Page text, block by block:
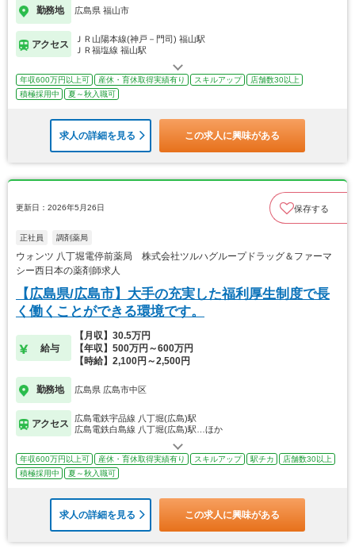
勤務地 広島県 福山市
アクセス
ＪＲ山陽本線(神戸－門司) 福山駅
ＪＲ福塩線 福山駅
年収600万円以上可 産休・育休取得実績有り スキルアップ
店舗数30以上
積極採用中
夏～秋入職可
求人の詳細を見る この求人に興味がある
更新日：2026年5月26日 保存する
正社員 調剤薬局
ウォンツ 八丁堀電停前薬局 株式会社ツルハグループドラッグ＆ファーマ
シー西日本の薬剤師求人
【広島県/広島市】大手の充実した福利厚生制度で長
く働くことができる環境です。
給与
【月収】30.5万円
【年収】500万円～600万円
【時給】2,100円～2,500円
勤務地 広島県 広島市中区
アクセス
広島電鉄宇品線 八丁堀(広島)駅
広島電鉄白島線 八丁堀(広島)駅…ほか
年収600万円以上可 産休・育休取得実績有り スキルアップ 駅チカ
店舗数30以上
積極採用中
夏～秋入職可
求人の詳細を見る この求人に興味がある